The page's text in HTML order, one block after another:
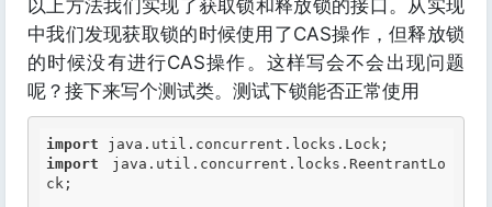
以上方法我们实现了获取锁和释放锁的接口。从实现
中我们发现获取锁的时候使用了CAS操作，但释放锁
的时候没有进行CAS操作。这样写会不会出现问题
呢？接下来写个测试类。测试下锁能否正常使用
import
import java.util.concurrent.locks.ReentrantLo
ck;